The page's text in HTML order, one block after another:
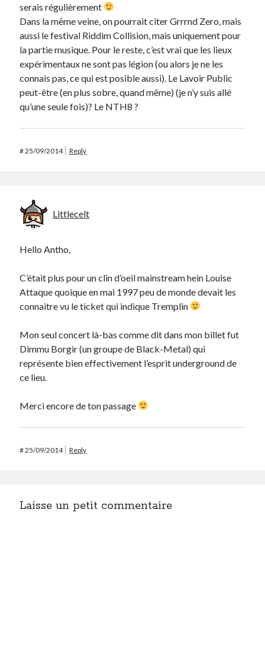
serais régulièrement
Dans la même veine, on pourrait citer Grrrnd Zero, mais
aussi le festival Riddim Collision, mais uniquement pour
la partie musique. Pour le reste, c’est vrai que les lieux
expérimentaux ne sont pas légion (ou alors je ne les
connais pas, ce qui est posible aussi). Le Lavoir Public
peut-être (en plus sobre, quand même) (je n’y suis allé
qu’une seule fois)? Le NTH8 ?
#25/09/2014 Reply
Littlecelt
Hello Antho,
C’était plus pour un clin d’oeil mainstream hein Louise
Attaque quoique en mai 1997 peu de monde devait les
connaitre vu le ticket qui indique Tremplin
Mon seul concert là-bas comme dit dans mon billet fut
Dimmu Borgir (un groupe de Black-Metal) qui
représente bien effectivement l’esprit underground de
ce lieu.
Merci encore de ton passage
#25/09/2014 Reply
Laisse un petit commentaire